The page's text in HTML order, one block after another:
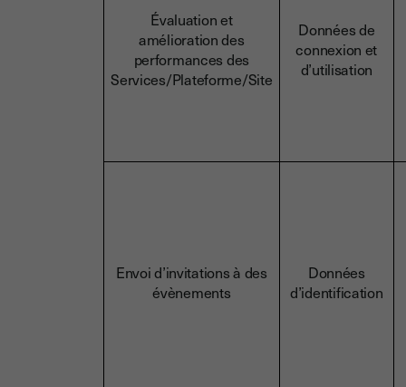
Évaluation et
amélioration des
performances des
Services/Plateforme/Site
Données de
connexion et
d’utilisation
Envoi d’invitations à des
évènements
Données
d’identification